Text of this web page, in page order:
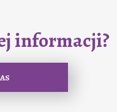
informacji?